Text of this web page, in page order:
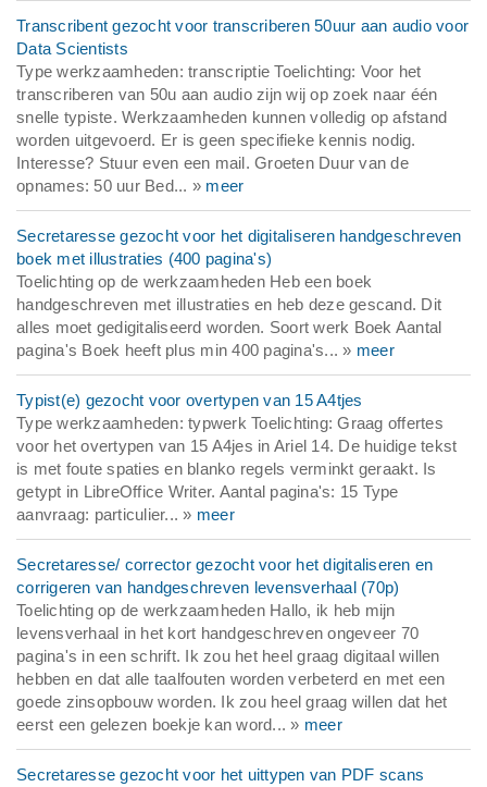
Transcribent gezocht voor transcriberen 50uur aan audio voor
Data Scientists
Type werkzaamheden: transcriptie Toelichting: Voor het
transcriberen van 50u aan audio zijn wij op zoek naar één
snelle typiste. Werkzaamheden kunnen volledig op afstand
worden uitgevoerd. Er is geen specifieke kennis nodig.
Interesse? Stuur even een mail. Groeten Duur van de
opnames: 50 uur Bed... » meer
Secretaresse gezocht voor het digitaliseren handgeschreven
boek met illustraties (400 pagina's)
Toelichting op de werkzaamheden Heb een boek
handgeschreven met illustraties en heb deze gescand. Dit
alles moet gedigitaliseerd worden. Soort werk Boek Aantal
pagina's Boek heeft plus min 400 pagina's... » meer
Typist(e) gezocht voor overtypen van 15 A4tjes
Type werkzaamheden: typwerk Toelichting: Graag offertes
voor het overtypen van 15 A4jes in Ariel 14. De huidige tekst
is met foute spaties en blanko regels verminkt geraakt. Is
getypt in LibreOffice Writer. Aantal pagina's: 15 Type
aanvraag: particulier... » meer
Secretaresse/ corrector gezocht voor het digitaliseren en
corrigeren van handgeschreven levensverhaal (70p)
Toelichting op de werkzaamheden Hallo, ik heb mijn
levensverhaal in het kort handgeschreven ongeveer 70
pagina's in een schrift. Ik zou het heel graag digitaal willen
hebben en dat alle taalfouten worden verbeterd en met een
goede zinsopbouw worden. Ik zou heel graag willen dat het
eerst een gelezen boekje kan word... » meer
Secretaresse gezocht voor het uittypen van PDF scans